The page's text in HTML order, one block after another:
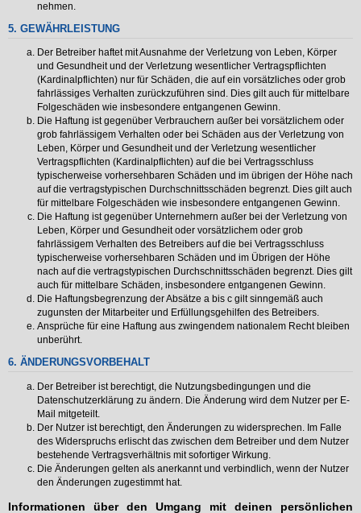
nehmen.
5. GEWÄHRLEISTUNG
Der Betreiber haftet mit Ausnahme der Verletzung von Leben, Körper
und Gesundheit und der Verletzung wesentlicher Vertragspflichten
(Kardinalpflichten) nur für Schäden, die auf ein vorsätzliches oder grob
fahrlässiges Verhalten zurückzuführen sind. Dies gilt auch für mittelbare
Folgeschäden wie insbesondere entgangenen Gewinn.
Die Haftung ist gegenüber Verbrauchern außer bei vorsätzlichem oder
grob fahrlässigem Verhalten oder bei Schäden aus der Verletzung von
Leben, Körper und Gesundheit und der Verletzung wesentlicher
Vertragspflichten (Kardinalpflichten) auf die bei Vertragsschluss
typischerweise vorhersehbaren Schäden und im übrigen der Höhe nach
auf die vertragstypischen Durchschnittsschäden begrenzt. Dies gilt auch
für mittelbare Folgeschäden wie insbesondere entgangenen Gewinn.
Die Haftung ist gegenüber Unternehmern außer bei der Verletzung von
Leben, Körper und Gesundheit oder vorsätzlichem oder grob
fahrlässigem Verhalten des Betreibers auf die bei Vertragsschluss
typischerweise vorhersehbaren Schäden und im Übrigen der Höhe
nach auf die vertragstypischen Durchschnittsschäden begrenzt. Dies gilt
auch für mittelbare Schäden, insbesondere entgangenen Gewinn.
Die Haftungsbegrenzung der Absätze a bis c gilt sinngemäß auch
zugunsten der Mitarbeiter und Erfüllungsgehilfen des Betreibers.
Ansprüche für eine Haftung aus zwingendem nationalem Recht bleiben
unberührt.
6. ÄNDERUNGSVORBEHALT
Der Betreiber ist berechtigt, die Nutzungsbedingungen und die
Datenschutzerklärung zu ändern. Die Änderung wird dem Nutzer per E-
Mail mitgeteilt.
Der Nutzer ist berechtigt, den Änderungen zu widersprechen. Im Falle
des Widerspruchs erlischt das zwischen dem Betreiber und dem Nutzer
bestehende Vertragsverhältnis mit sofortiger Wirkung.
Die Änderungen gelten als anerkannt und verbindlich, wenn der Nutzer
den Änderungen zugestimmt hat.
Informationen über den Umgang mit deinen persönlichen